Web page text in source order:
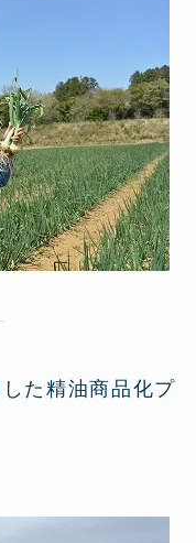
た精油商品化プ